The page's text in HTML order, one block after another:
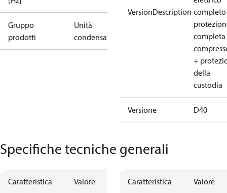
Gruppo
prodotti
Unità
condensatrici
VersionDescription
completa
+
della
custodia
Versione D40
Specifiche tecniche generali
Caratteristica Valore Caratteristica Valore